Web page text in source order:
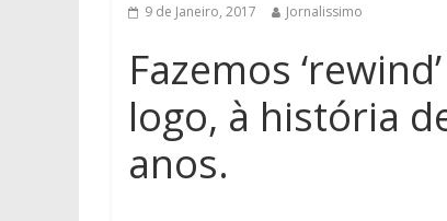
9 de Janeiro, 2017 Jornalissimo
Fazemos
logo, à história
anos.